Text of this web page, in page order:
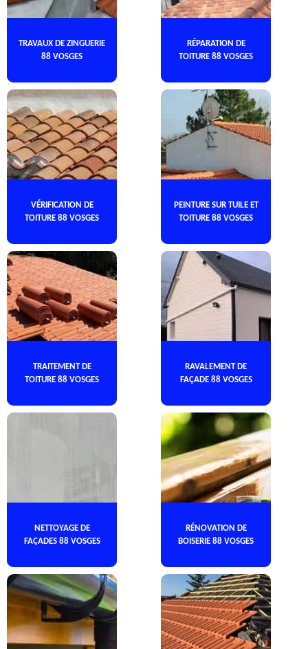
TRAVAUX DE ZINGUERIE
88 VOSGES
RÉPARATION DE
TOITURE 88 VOSGES
VÉRIFICATION DE
TOITURE 88 VOSGES
PEINTURE SUR TUILE ET
TOITURE 88 VOSGES
TRAITEMENT DE
TOITURE 88 VOSGES
RAVALEMENT DE
FAÇADE 88 VOSGES
NETTOYAGE DE
FAÇADES 88 VOSGES
RÉNOVATION DE
BOISERIE 88 VOSGES